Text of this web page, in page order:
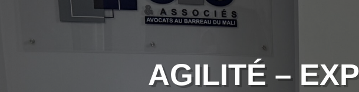
AGILITÉ –